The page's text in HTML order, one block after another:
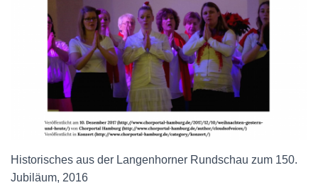
Historisches aus der Langenhorner Rundschau zum 150.
Jubiläum, 2016